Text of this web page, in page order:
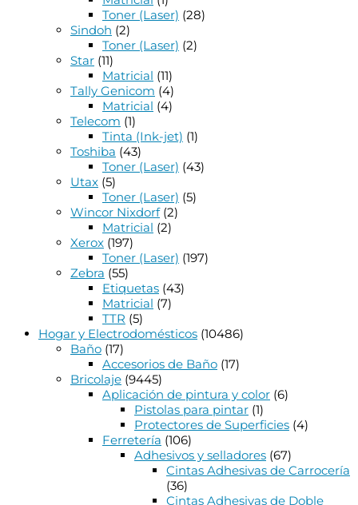
Toner (Laser) (28)
Sindoh (2)
Toner (Laser) (2)
Star (11)
Matricial (11)
Tally Genicom (4)
Matricial (4)
Telecom (1)
Tinta (Ink-jet) (1)
Toshiba (43)
Toner (Laser) (43)
Utax (5)
Toner (Laser) (5)
Wincor Nixdorf (2)
Matricial (2)
Xerox (197)
Toner (Laser) (197)
Zebra (55)
Etiquetas (43)
Matricial (7)
TTR (5)
Hogar y Electrodomésticos (10486)
Baño (17)
Accesorios de Baño (17)
Bricolaje (9445)
Aplicación de pintura y color (6)
Pistolas para pintar (1)
Protectores de Superficies (4)
Ferretería (106)
Adhesivos y selladores (67)
Cintas Adhesivas de Carrocería
(36)
Cintas Adhesivas de Doble